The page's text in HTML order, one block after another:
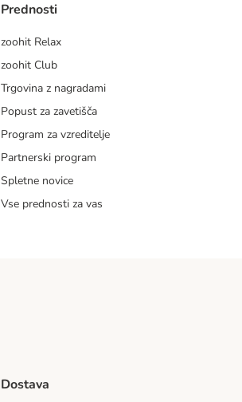
Prednosti
zoohit Relax
zoohit Club
Trgovina z nagradami
Popust za zavetišča
Program za vzreditelje
Partnerski program
Spletne novice
Vse prednosti za vas
Dostava